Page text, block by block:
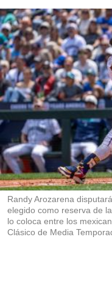
i
o
n
e
s
d
e
c
o
m
p
a
r
t
i
r
r
d
a
r
Randy Arozarena
elegido como reserva de
lo coloca entre los
Clásico de Media